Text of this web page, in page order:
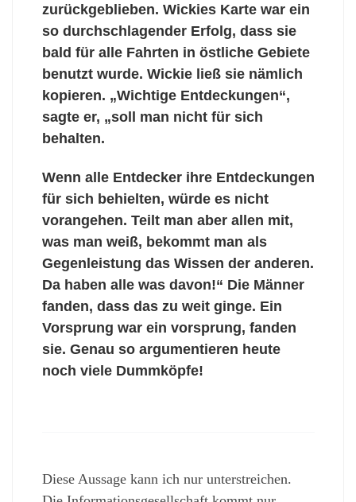
zurückgeblieben. Wickies Karte war ein
so durchschlagender Erfolg, dass sie
bald für alle Fahrten in östliche Gebiete
benutzt wurde. Wickie ließ sie nämlich
kopieren. „Wichtige Entdeckungen“,
sagte er, „soll man nicht für sich
behalten.
Wenn alle Entdecker ihre Entdeckungen
für sich behielten, würde es nicht
vorangehen. Teilt man aber allen mit,
was man weiß, bekommt man als
Gegenleistung das Wissen der anderen.
Da haben alle was davon!“ Die Männer
fanden, dass das zu weit ginge. Ein
Vorsprung war ein vorsprung, fanden
sie. Genau so argumentieren heute
noch viele Dummköpfe!
Diese Aussage kann ich nur unterstreichen.